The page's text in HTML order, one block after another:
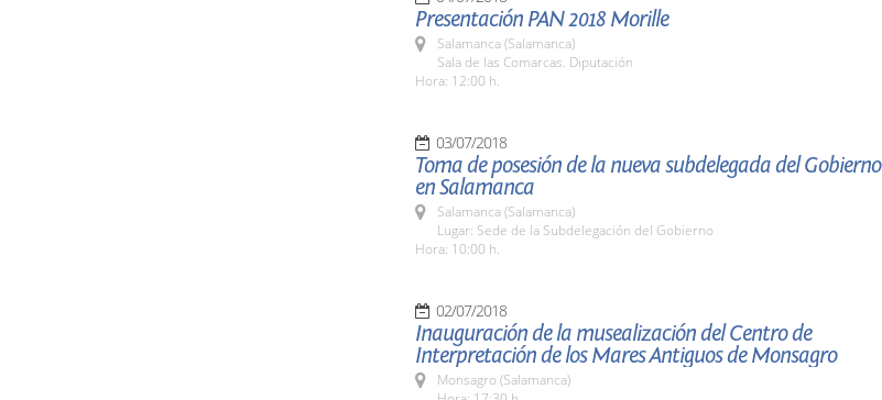
Presentación PAN 2018 Morille
Salamanca (Salamanca)
Sala de las Comarcas. Diputación
Hora: 12:00 h.
03/07/2018
Toma de posesión de la nueva subdelegada del Gobierno
en Salamanca
Salamanca (Salamanca)
Lugar: Sede de la Subdelegación del Gobierno
Hora: 10:00 h.
02/07/2018
Inauguración de la musealización del Centro de
Interpretación de los Mares Antiguos de Monsagro
Monsagro (Salamanca)